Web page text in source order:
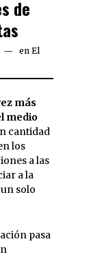
de
en El
más
medio
cantidad
los
a las
a la
solo
pasa